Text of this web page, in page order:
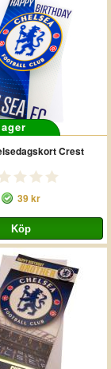
Crest
39 kr